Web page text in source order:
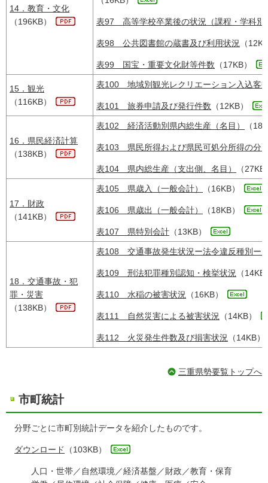
14．教育・文化
（196KB）
表97 高等学校卒業後の状況（課程・学科別
表98 公共図書館の蔵書及び利用状況 （
表99 国宝・重要文化財等件数 （17KB）
15．観光
（116KB）
表100 地域別観光レクリエーション入込客
表101 旅券申請及び発行件数 （12KB）
16．県民経済計算
（138KB）
表102 経済活動別県内総生産（名目） （
表103 県民所得および県民可処分所得の分
表104 県内総生産（支出側、名目） （27KB
17．財政
（141KB）
表105 県歳入（一般会計） （16KB）
表106 県歳出（一般会計） （18KB）
表107 県特別会計 （13KB）
18．交通事故・犯
罪・災害
（138KB）
表108 交通事故発生状況ー法令違反種別ー
表109 刑法犯罪種別認知・検挙状況 （14KB
表110 水稲の被害状況 （16KB）
表111 自然災害による被害状況 （14KB）
表112 火災発生件数及び損害状況 （14KB）
三重県勢要覧トップへ
市町統計
分野ごとに市町別統計データを紹介したものです。
ダウンロード （103KB）
人口・世帯／自然環境／経済基盤／財政／教育・保育